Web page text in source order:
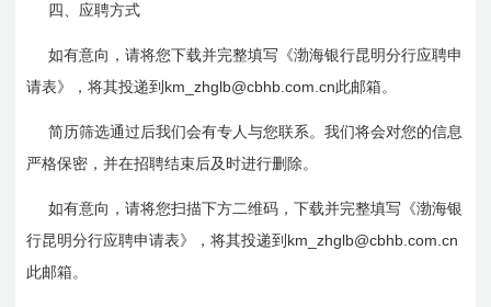
四、应聘方式
如有意向，请将您下载并完整填写《渤海银行昆明分行应聘申
请表》，将其投递到 km_zhglb@cbhb.com.cn此邮箱。
简历筛选通过后我们会有专人与您联系。我们将会对您的信息
严格保密，并在招聘结束后及时进行删除。
如有意向，请将您扫描下方二维码，下载并完整填写《渤海银
行昆明分行应聘申请表》，将其投递到 km_zhglb@cbhb.com.cn
此邮箱。